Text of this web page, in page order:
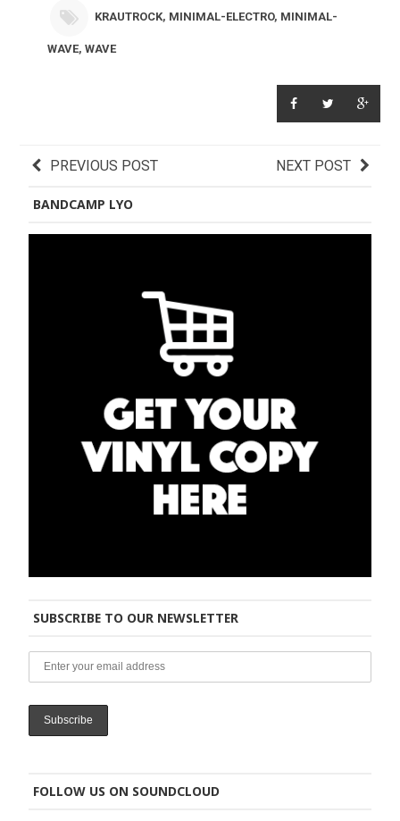
KRAUTROCK, MINIMAL-ELECTRO, MINIMAL-
WAVE, WAVE
PREVIOUS POST NEXT POST
BANDCAMP LYO
SUBSCRIBE TO OUR NEWSLETTER
FOLLOW US ON SOUNDCLOUD